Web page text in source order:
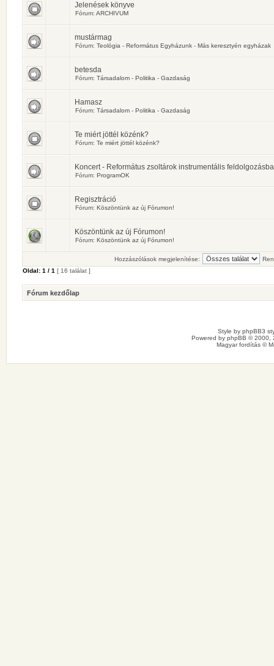
Jelenések könyve
Fórum: ARCHIVUM
mustármag
Fórum: Teológia - Református Egyházunk - Más keresztyén egyházak
betesda
Fórum: Társadalom - Politika - Gazdaság
Hamasz
Fórum: Társadalom - Politika - Gazdaság
Te miért jöttél közénk?
Fórum: Te miért jöttél közénk?
Koncert - Református zsoltárok instrumentális
Fórum: ProgramOK
Regisztráció
Fórum: Köszöntünk az új Fórumon!
Köszöntünk az új Fórumon!
Fórum: Köszöntünk az új Fórumon!
Hozzászólások megjelenítése:
Oldal: 1 / 1 [ 16 találat ]
Fórum kezdőlap
Style by phpBB3
Powered by phpBB © 2000,
Magyar fordítás ©